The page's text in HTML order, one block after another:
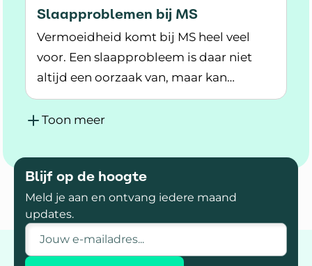
Slaapproblemen bij MS
Vermoeidheid komt bij MS heel veel
voor. Een slaapprobleem is daar niet
altijd een oorzaak van, maar kan
bijdragen aan de vermoeidheid.
Lees meer over Slaapproblemen bij MS
Toon meer
Blijf op de hoogte
Meld je aan en ontvang iedere maand
updates.
E-mailadres